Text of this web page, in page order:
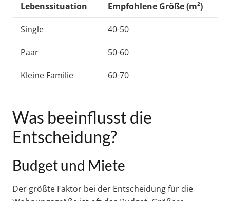
Lebenssituation Empfohlene Größe (m²)
Single 40-50
Paar 50-60
Kleine Familie 60-70
Was beeinflusst die
Entscheidung?
Budget und Miete
Der größte Faktor bei der Entscheidung für die